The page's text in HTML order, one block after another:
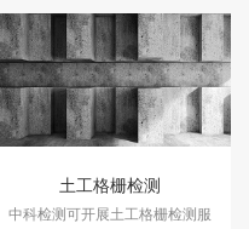
土工格栅检测
中科检测可开展土工格栅检测服